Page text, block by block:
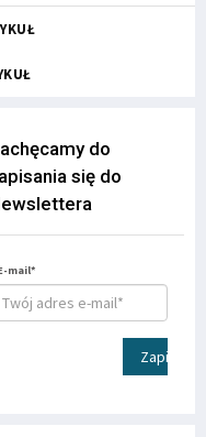
do
się do
mail*
Zapisz